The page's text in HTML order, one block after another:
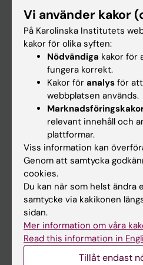
Ladok
Canvas
Schema
Studentmejlen
Kurs- och programwebbar
Student på KI
Medarbetare
Medarbetarportalen
Kontakta och besök KI
Universitetsbiblioteket
Stöd forskning och utbildning
Vi använder kakor
På Karolinska Institutets
kakor för olika syften:
Nödvändiga kakor för
fungera korrekt.
Kakor för analys för
webbplatsen används.
relevant innehåll och
plattformar.
Viss information kan
Genom att samtycka
cookies.
Du kan när som helst ändra
samtycke via kakikonen
sidan.
Mer information om våra
Read this information in
Tillåt endast